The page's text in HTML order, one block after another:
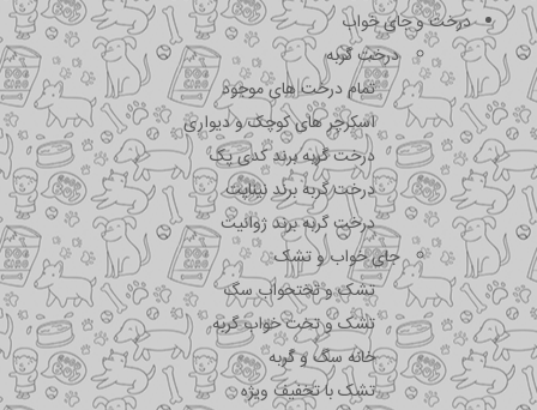
درخت و جای خواب
درخت گربه
تمام درخت های موجود
اسکرچر های کوچک و دیواری
درخت گربه برند کدی پک
درخت گربه برند نیناپت
درخت گربه برند ژوانیت
جای خواب و تشک
تشک و تختحواب سگ
تشک و تخت خواب گربه
خانه سگ و گربه
تشک با تخفیف ویژه